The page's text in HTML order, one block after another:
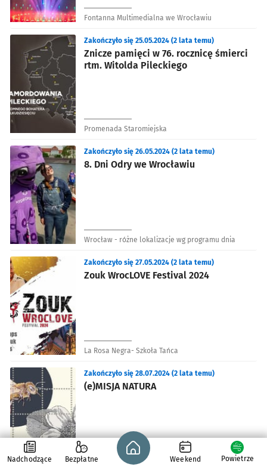
Fontanna Multimedialna we Wrocławiu
Znicze pamięci w 76. rocznicę śmierci
rtm. Witolda Pileckiego
Zakończyło się 25.05.2024 (2 lata temu)
Promenada Staromiejska
8. Dni Odry we Wrocławiu
Zakończyło się 26.05.2024 (2 lata temu)
Wrocław - różne lokalizacje wg programu dnia
Zouk WrocLOVE Festival 2024
Zakończyło się 27.05.2024 (2 lata temu)
La Rosa Negra- Szkoła Tańca
(e)MISJA NATURA
Zakończyło się 28.07.2024 (2 lata temu)
Muzeum Poczty i Telekomunikacji we Wrocławiu
Nadchodzące Bezpłatne
Strona główna - wroclaw.pl
Weekend Powietrze